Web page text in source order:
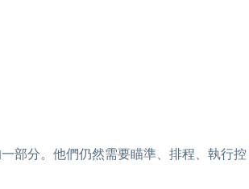
部分。他們仍然需要瞄準、排程、執行控